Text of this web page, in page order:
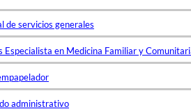
de servicios generales
Especialista en Medicina Familiar y
administrativo